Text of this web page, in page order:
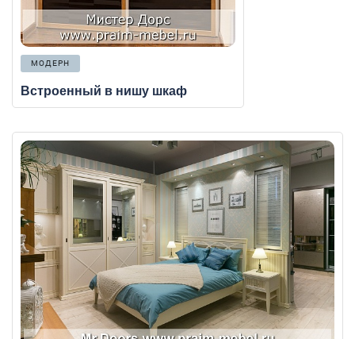
МОДЕРН
Встроенный в нишу шкаф